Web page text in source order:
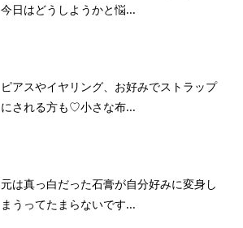
今日はどうしようかと悩...
ピアスやイヤリング、お好みでストラップ
にされる方も♡小さな布...
元は真っ白だった石膏が自分好みに変身し
まうってたまらないです...